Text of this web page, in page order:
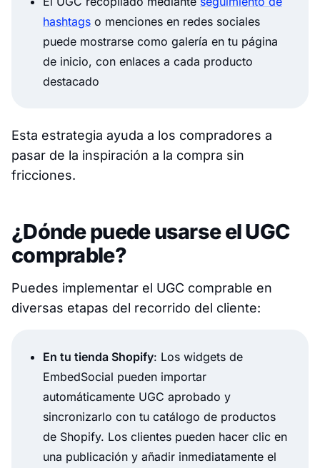
hashtags o menciones en redes sociales
puede mostrarse como galería en tu página
de inicio, con enlaces a cada producto
destacado
Esta estrategia ayuda a los compradores a
pasar de la inspiración a la compra sin
fricciones.
¿Dónde puede usarse el UGC
comprable?
Puedes implementar el UGC comprable en
diversas etapas del recorrido del cliente:
En tu tienda Shopify: Los widgets de
EmbedSocial pueden importar
automáticamente UGC aprobado y
sincronizarlo con tu catálogo de productos
de Shopify. Los clientes pueden hacer clic en
una publicación y añadir inmediatamente el